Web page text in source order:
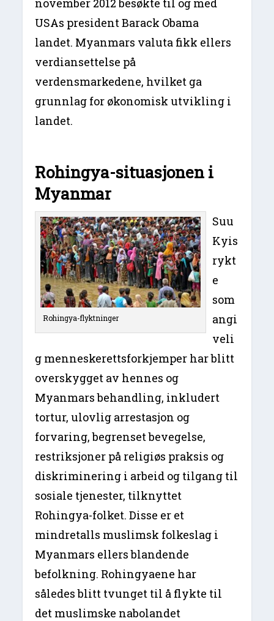
november 2012 besøkte til og med
USAs president Barack Obama
landet. Myanmars valuta fikk ellers
verdiansettelse på
verdensmarkedene, hvilket ga
grunnlag for økonomisk utvikling i
landet.
Rohingya-situasjonen i
Myanmar
Rohingya-flyktninger
Suu
Kyis
rykt
e
som
angi
veli
g menneskerettsforkjemper har blitt
overskygget av hennes og
Myanmars behandling, inkludert
tortur, ulovlig arrestasjon og
forvaring, begrenset bevegelse,
restriksjoner på religiøs praksis og
diskriminering i arbeid og tilgang til
sosiale tjenester, tilknyttet
Rohingya-folket. Disse er et
mindretalls muslimsk folkeslag i
Myanmars ellers blandende
befolkning. Rohingyaene har
således blitt tvunget til å flykte til
det muslimske nabolandet